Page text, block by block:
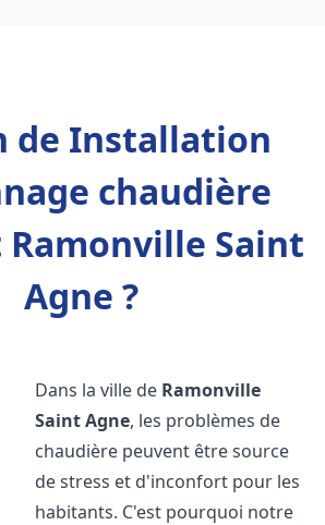
de Installation
chaudière
Saint
Agne ?
Dans la ville de Ramonville
Saint Agne, les problèmes de
chaudière peuvent être source
de stress et d'inconfort pour les
habitants. C'est pourquoi notre